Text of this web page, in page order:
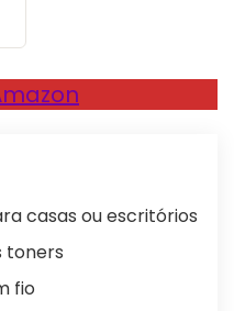
casas ou escritórios
toners
fio